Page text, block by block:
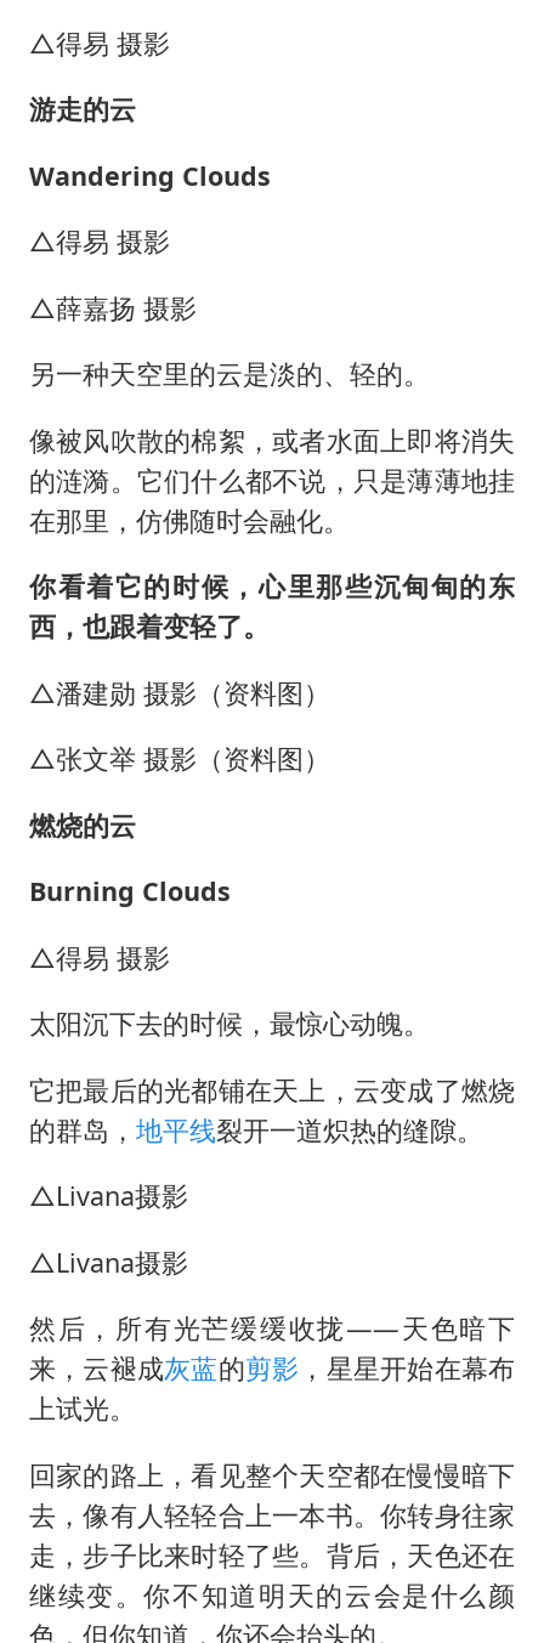
△得易 摄影
游走的云
Wandering Clouds
△得易 摄影
△薛嘉扬 摄影
另一种天空里的云是淡的、轻的。
像被风吹散的棉絮，或者水面上即将消失
的涟漪。它们什么都不说，只是薄薄地挂
在那里，仿佛随时会融化。
你看着它的时候，心里那些沉甸甸的东
西，也跟着变轻了。
△潘建勋 摄影（资料图）
△张文举 摄影（资料图）
燃烧的云
Burning Clouds
△得易 摄影
太阳沉下去的时候，最惊心动魄。
它把最后的光都铺在天上，云变成了燃烧
的群岛， 地平线裂开一道炽热的缝隙。
△Livana摄影
△Livana摄影
然后，所有光芒缓缓收拢——天色暗下
来，云褪成灰蓝的剪影 ，星星开始在幕布
上试光。
回家的路上，看见整个天空都在慢慢暗下
去，像有人轻轻合上一本书。你转身往家
走，步子比来时轻了些。背后，天色还在
继续变。你不知道明天的云会是什么颜
色，但你知道，你还会抬头的。